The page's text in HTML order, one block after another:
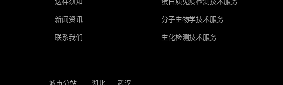
新闻资讯
联系我们
分子生物学技术服务
生化检测技术服务
城市分站 湖北 武汉